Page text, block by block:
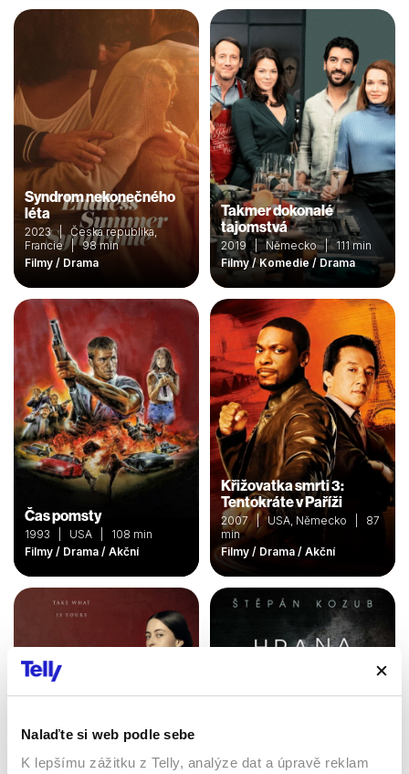
Nalaďte si web podle sebe
K lepšímu zážitku z Telly, analýze dat a úpravě reklam
Syndrom nekonečného
léta
2023 | Česká republika,
Francie | 98 min
Filmy / Drama
Takmer dokonalé
tajomstvá
2019 | Německo | 111 min
Filmy / Komedie / Drama
Čas pomsty
1993 | USA | 108 min
Filmy / Drama / Akční
Křižovatka smrti 3:
Tentokráte v Paříži
2007 | USA, Německo | 87
min
Filmy / Drama / Akční